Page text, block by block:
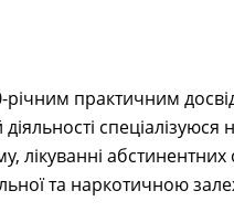
річним практичним
спеціалізуюся
лікуванні абстинентних
та наркотичною